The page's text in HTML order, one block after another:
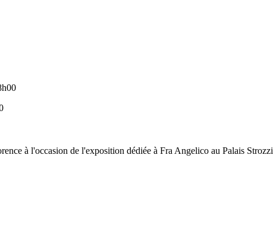
à l'occasion de l'exposition dédiée à Fra Angelico au Palais Strozzi